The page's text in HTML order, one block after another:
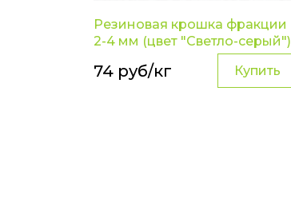
Резиновая крошка фракции
2-4 мм (цвет "Светло-серый")
74 руб/кг Купить